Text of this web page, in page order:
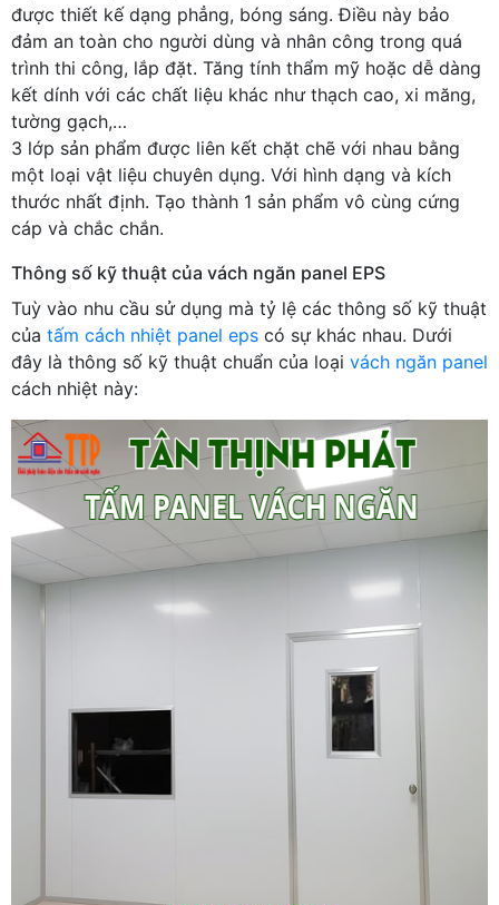
được thiết kế dạng phẳng, bóng sáng. Điều này bảo
đảm an toàn cho người dùng và nhân công trong quá
trình thi công, lắp đặt. Tăng tính thẩm mỹ hoặc dễ dàng
kết dính với các chất liệu khác như thạch cao, xi măng,
tường gạch,…
3 lớp sản phẩm được liên kết chặt chẽ với nhau bằng
một loại vật liệu chuyên dụng. Với hình dạng và kích
thước nhất định. Tạo thành 1 sản phẩm vô cùng cứng
cáp và chắc chắn.
Thông số kỹ thuật của vách ngăn panel EPS
Tuỳ vào nhu cầu sử dụng mà tỷ lệ các thông số kỹ thuật
của tấm cách nhiệt panel eps có sự khác nhau. Dưới
đây là thông số kỹ thuật chuẩn của loại vách ngăn panel
cách nhiệt này: